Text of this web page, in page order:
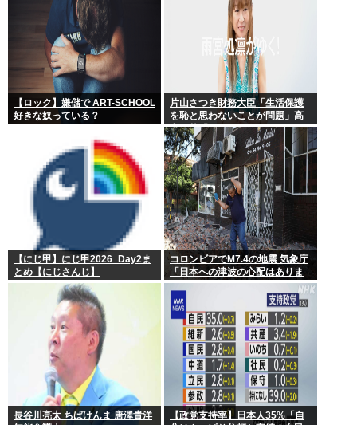
【ロック】嫌儲で ART-SCHOOL
好きな奴っている？
片山さつき財務大臣「生活保護
を恥と思わないことが問題」高
市早苗「さもしい人のせいで国
が滅びる」
【にじ甲】にじ甲2026_Day2ま
とめ【にじさんじ】
コロンビアでM7.4の地震 気象庁
「日本への津波の心配はありま
せん」
長谷川亮太 ちばけんま 唐澤貴洋
【政党支持率】日本人35%「自